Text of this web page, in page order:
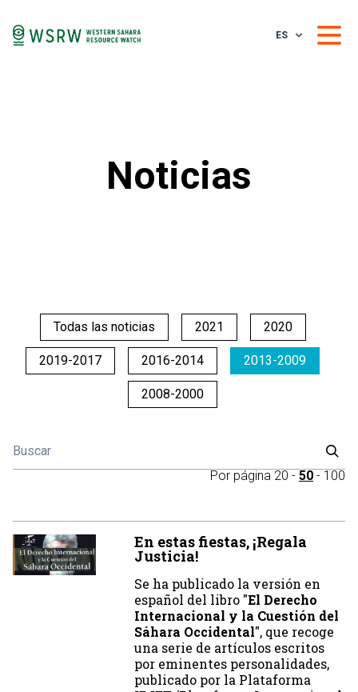
ES
Noticias
Todas las noticias 2021 2020
2019-2017 2016-2014 2013-2009
2008-2000
Por página 20 - 50 - 100
En estas fiestas, ¡Regala
Justicia!
Se ha publicado la versión en
español del libro "El Derecho
Internacional y la Cuestión del
Sáhara Occidental", que recoge
una serie de artículos escritos
por eminentes personalidades,
publicado por la Plataforma